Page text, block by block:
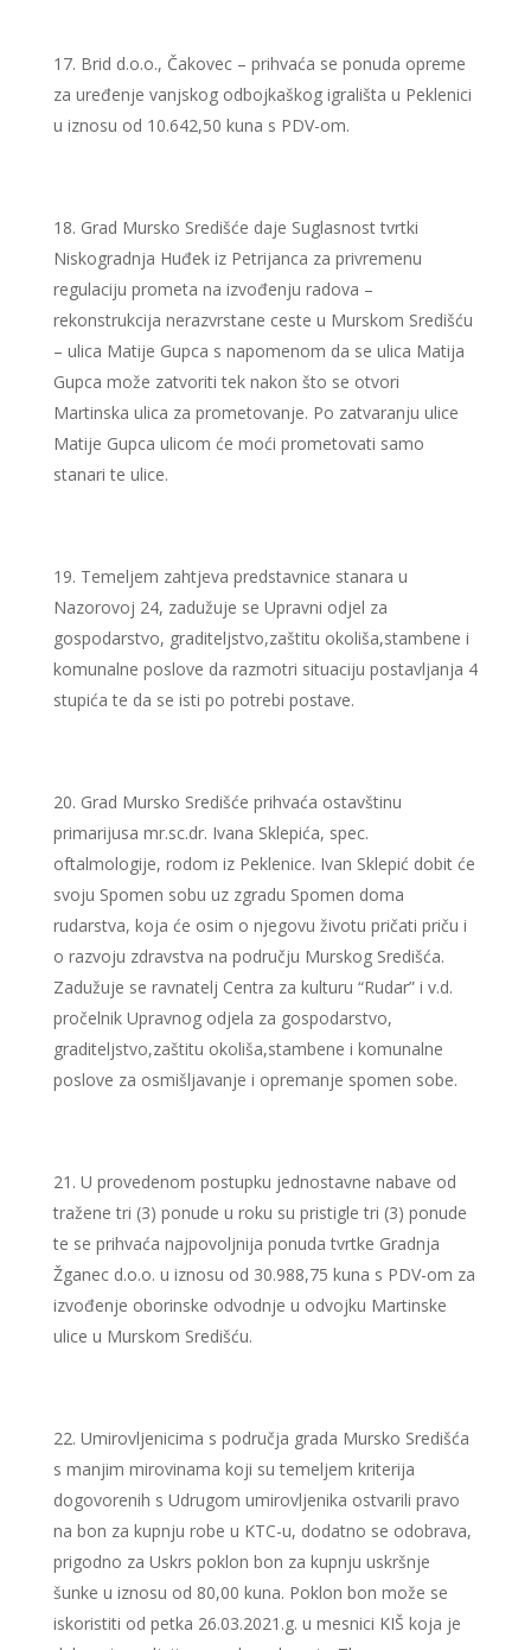
Brid d.o.o., Čakovec – prihvaća se ponuda opreme
za uređenje vanjskog odbojkaškog igrališta u Peklenici
u iznosu od 10.642,50 kuna s PDV-om.
Grad Mursko Središće daje Suglasnost tvrtki
Niskogradnja Huđek iz Petrijanca za privremenu
regulaciju prometa na izvođenju radova –
rekonstrukcija nerazvrstane ceste u Murskom Središću
– ulica Matije Gupca s napomenom da se ulica Matija
Gupca može zatvoriti tek nakon što se otvori
Martinska ulica za prometovanje. Po zatvaranju ulice
Matije Gupca ulicom će moći prometovati samo
stanari te ulice.
Temeljem zahtjeva predstavnice stanara u
Nazorovoj 24, zadužuje se Upravni odjel za
gospodarstvo, graditeljstvo,zaštitu okoliša,stambene i
komunalne poslove da razmotri situaciju postavljanja 4
stupića te da se isti po potrebi postave.
Grad Mursko Središće prihvaća ostavštinu
primarijusa mr.sc.dr. Ivana Sklepića, spec.
oftalmologije, rodom iz Peklenice. Ivan Sklepić dobit će
svoju Spomen sobu uz zgradu Spomen doma
rudarstva, koja će osim o njegovu životu pričati priču i
o razvoju zdravstva na području Murskog Središća.
Zadužuje se ravnatelj Centra za kulturu “Rudar” i v.d.
pročelnik Upravnog odjela za gospodarstvo,
graditeljstvo,zaštitu okoliša,stambene i komunalne
poslove za osmišljavanje i opremanje spomen sobe.
U provedenom postupku jednostavne nabave od
tražene tri (3) ponude u roku su pristigle tri (3) ponude
te se prihvaća najpovoljnija ponuda tvrtke Gradnja
Žganec d.o.o. u iznosu od 30.988,75 kuna s PDV-om za
izvođenje oborinske odvodnje u odvojku Martinske
ulice u Murskom Središću.
Umirovljenicima s područja grada Mursko Središća
s manjim mirovinama koji su temeljem kriterija
dogovorenih s Udrugom umirovljenika ostvarili pravo
na bon za kupnju robe u KTC-u, dodatno se odobrava,
prigodno za Uskrs poklon bon za kupnju uskršnje
šunke u iznosu od 80,00 kuna. Poklon bon može se
iskoristiti od petka 26.03.2021.g. u mesnici KIŠ koja je